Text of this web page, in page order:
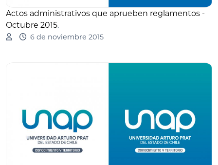
Actos administrativos que aprueben reglamentos -
Octubre 2015.
6 de noviembre 2015